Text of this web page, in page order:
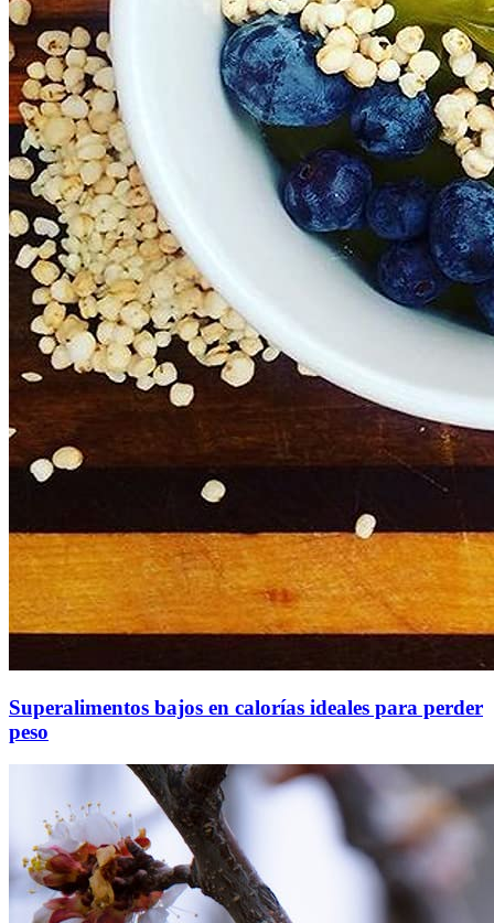
Superalimentos bajos en calorías ideales para perder
peso